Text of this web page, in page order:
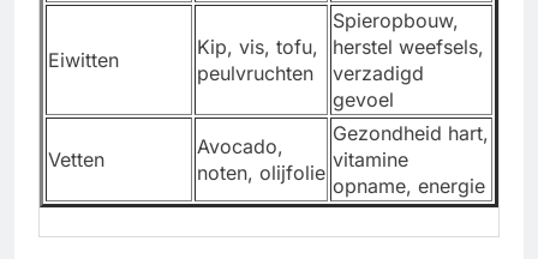
Eiwitten
Kip, vis, tofu,
peulvruchten
Spieropbouw,
herstel weefsels,
verzadigd
gevoel
Vetten
Avocado,
noten, olijfolie
Gezondheid hart,
vitamine
opname, energie